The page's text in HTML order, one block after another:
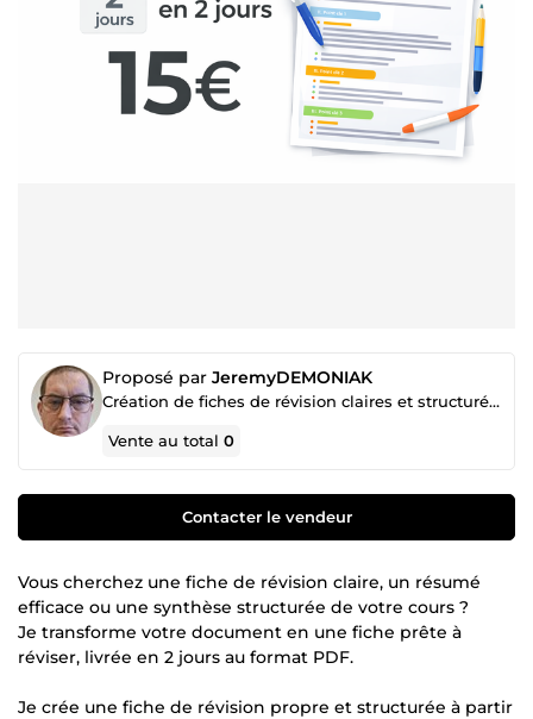
Proposé par JeremyDEMONIAK
Création de fiches de révision claires et structurées
Vente au total0
Contacter le vendeur
Vous cherchez une fiche de révision claire, un résumé
efficace ou une synthèse structurée de votre cours ?
Je transforme votre document en une fiche prête à
réviser, livrée en 2 jours au format PDF.
Je crée une fiche de révision propre et structurée à partir